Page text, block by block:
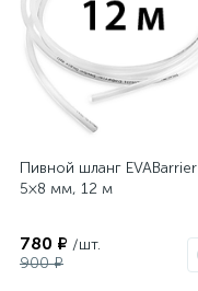
Пивной шланг EVABarrier
5×8 мм, 12 м
780 ₽ /шт.
900 ₽